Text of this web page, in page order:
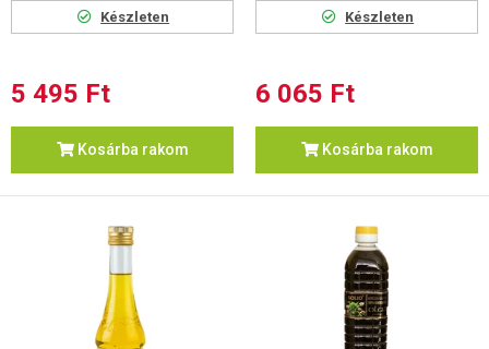
Készleten
5 495 Ft
Kosárba rakom
Készleten
6 065 Ft
Kosárba rakom